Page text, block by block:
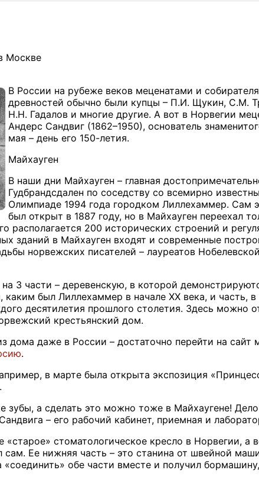
Москве
В России на рубеже веков меценатами и
древностей обычно были купцы – П.И. Щукин, С.М.
Н.Н. Гадалов и многие другие. А вот в Норвегии
Андерс Сандвиг (1862–1950), основатель
мая – день его 150-летия.
Майхауген
В наши дни Майхауген – главная
Гудбрандсдален по соседству со всемирно
Олимпиаде 1994 года городком Лиллехаммер. Сам
был открыт в 1887 году, но в Майхауген переехал
200 исторических строений и
зданий в Майхауген входят и современные
норвежских писателей – лауреатов
3 части – деревенскую, в которой
был Лиллехаммер в начале XX века, и часть,
десятилетия прошлого столетия. Здесь можно
крестьянский дом.
даже в России – достаточно перейти на сайт
.
в марте была открыта экспозиция
зубы, а сделать это можно тоже в Майхаугене!
– его рабочий кабинет, приемная и
стоматологическое кресло в Норвегии, а
Ее нижняя часть – это станина от швейной
обе части вместе и получил